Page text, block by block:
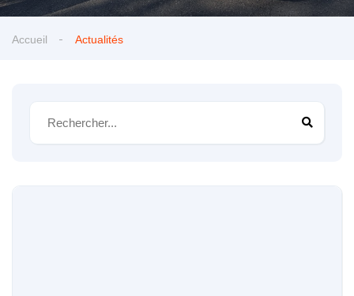
Accueil Actualités